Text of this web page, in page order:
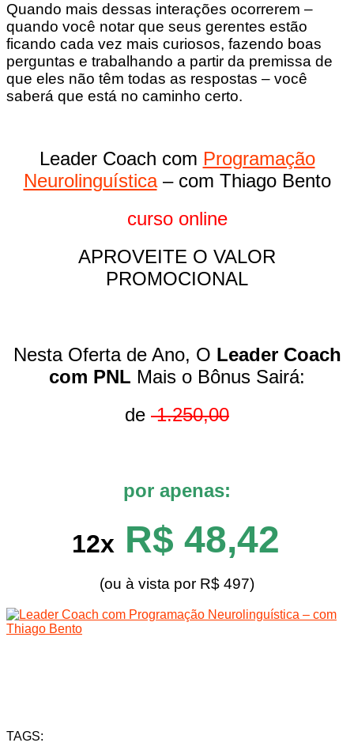
Quando mais dessas interações ocorrerem –
quando você notar que seus gerentes estão
ficando cada vez mais curiosos, fazendo boas
perguntas e trabalhando a partir da premissa de
que eles não têm todas as respostas – você
saberá que está no caminho certo.
Leader Coach com Programação
Neurolinguística– com Thiago Bento
curso online
APROVEITE O VALOR
PROMOCIONAL
Nesta Oferta de Ano, O Leader Coach
com PNL Mais o Bônus Sairá:
de 1.250,00
por apenas:
12x R$ 48,42
(ou à vista por R$ 497)
TAGS: